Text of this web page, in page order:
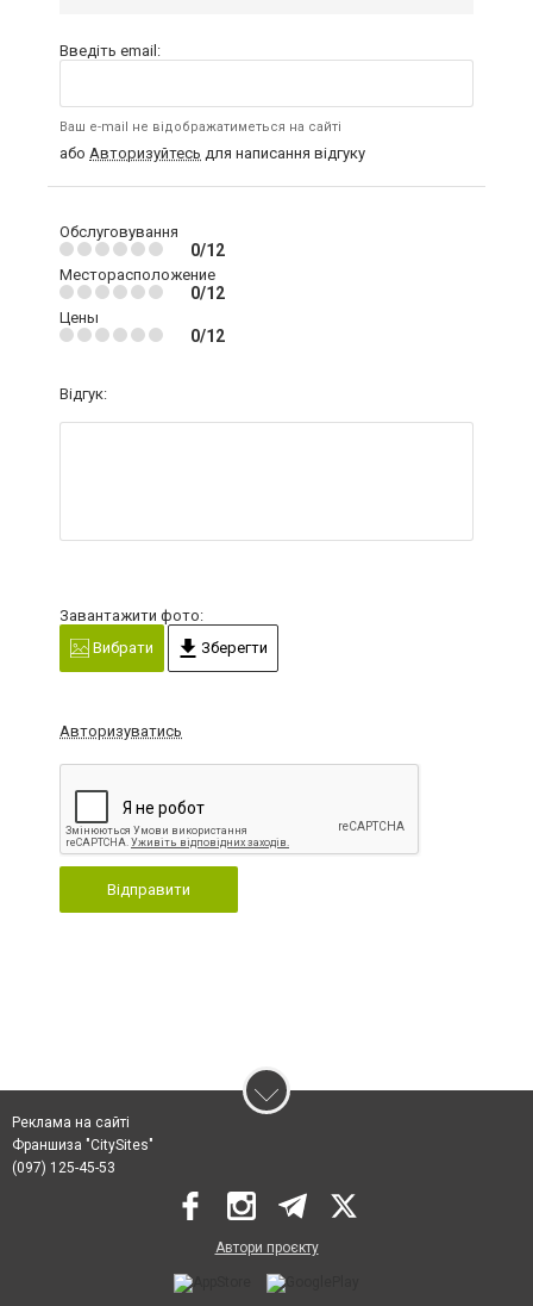
Введіть email:
Ваш e-mail не відображатиметься на сайті
або Авторизуйтесь для написання відгуку
Обслуговування
0/12
Месторасположение
0/12
Цены
0/12
Відгук:
Завантажити фото:
Вибрати
Зберегти
Авторизуватись
Відправити
Реклама на сайті
Франшиза "CitySites"
(097) 125-45-53
Автори проєкту